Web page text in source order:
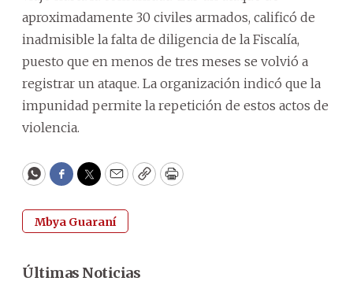
aproximadamente 30 civiles armados, calificó de
inadmisible la falta de diligencia de la Fiscalía,
puesto que en menos de tres meses se volvió a
registrar un ataque. La organización indicó que la
impunidad permite la repetición de estos actos de
violencia.
WhatsApp
Facebook
Twitter
EmailCopyPrint
Mbya Guaraní
Últimas Noticias